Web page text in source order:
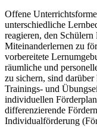
Offene
unterschiedliche
reagieren, den
Miteinanderlernen zu
vorbereitete
räumliche und
zu sichern, sind
Trainings- und
individuellen
differenzierende
Individualförderung